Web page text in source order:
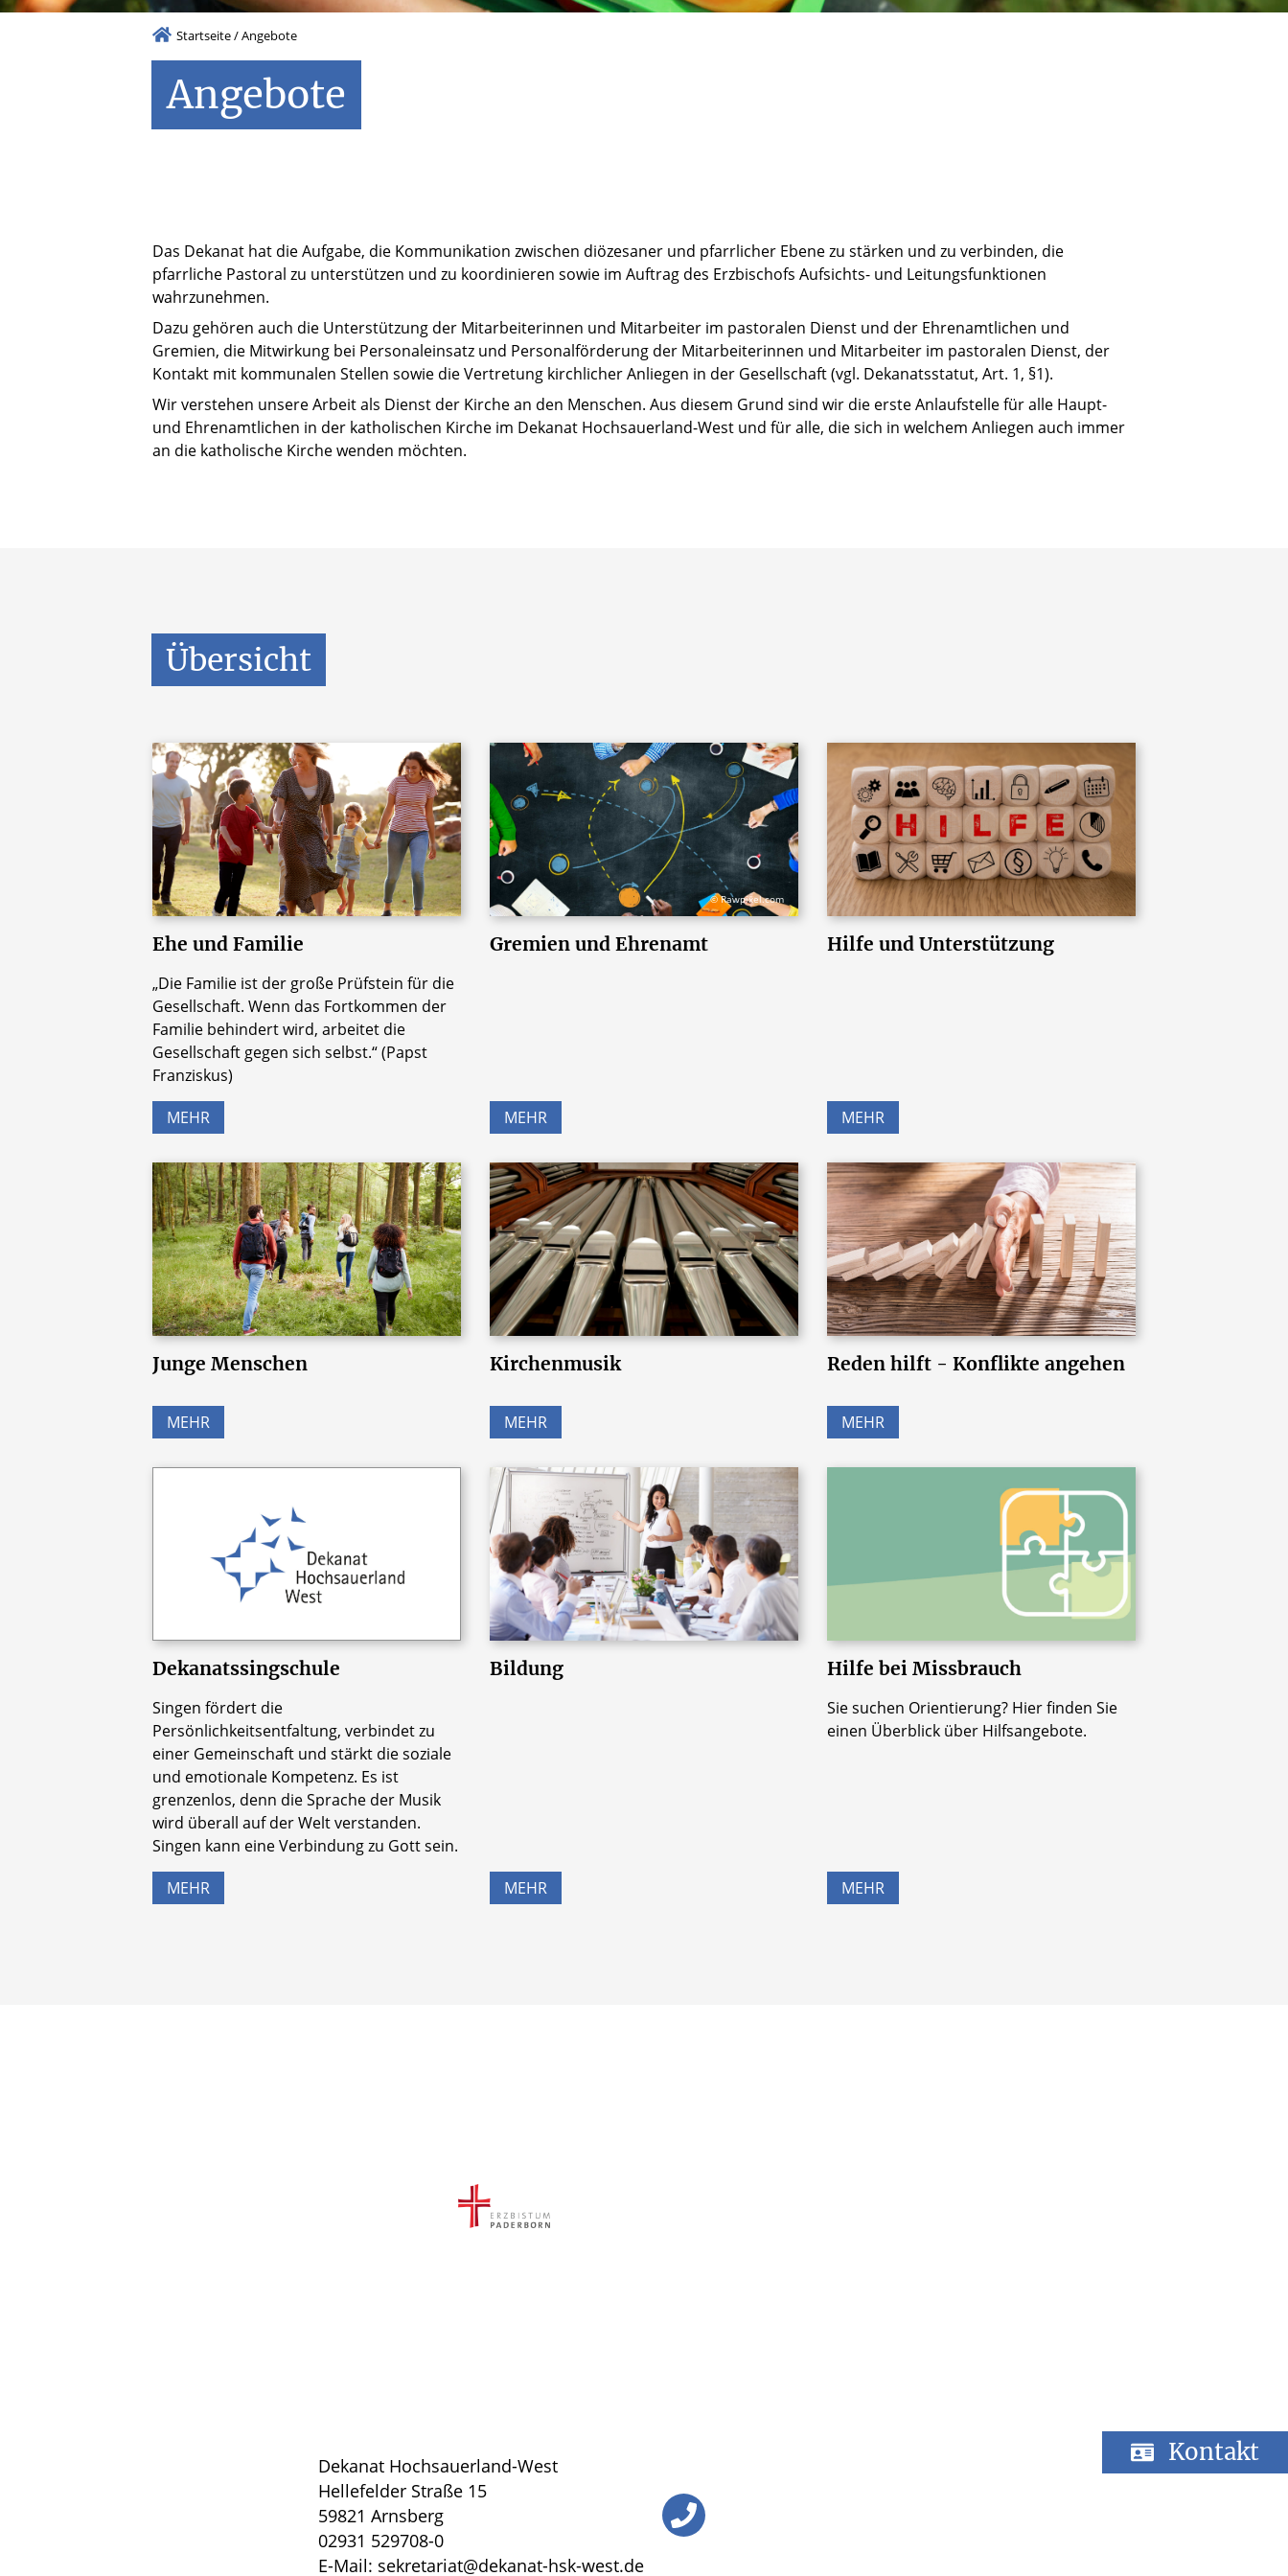
Startseite/Angebote
Angebote
Das Dekanat hat die Aufgabe, die Kommunikation zwischen diözesaner und pfarrlicher Ebene zu stärken und zu verbinden, die
pfarrliche Pastoral zu unterstützen und zu koordinieren sowie im Auftrag des Erzbischofs Aufsichts- und Leitungsfunktionen
wahrzunehmen.
Dazu gehören auch die Unterstützung der Mitarbeiterinnen und Mitarbeiter im pastoralen Dienst und der Ehrenamtlichen und
Gremien, die Mitwirkung bei Personaleinsatz und Personalförderung der Mitarbeiterinnen und Mitarbeiter im pastoralen Dienst, der
Kontakt mit kommunalen Stellen sowie die Vertretung kirchlicher Anliegen in der Gesellschaft (vgl. Dekanatsstatut, Art. 1, §1).
Wir verstehen unsere Arbeit als Dienst der Kirche an den Menschen. Aus diesem Grund sind wir die erste Anlaufstelle für alle Haupt-
und Ehrenamtlichen in der katholischen Kirche im Dekanat Hochsauerland-West und für alle, die sich in welchem Anliegen auch immer
an die katholische Kirche wenden möchten.
Übersicht
Ehe und Familie
„Die Familie ist der große Prüfstein für die
Gesellschaft. Wenn das Fortkommen der
Familie behindert wird, arbeitet die
Gesellschaft gegen sich selbst.“ (Papst
Franziskus)
MEHR
© Rawpixel.com
Gremien und Ehrenamt
MEHR
Hilfe und Unterstützung
MEHR
Junge Menschen
MEHR
Kirchenmusik
MEHR
Reden hilft - Konflikte angehen
MEHR
Dekanatssingschule
Singen fördert die
Persönlichkeitsentfaltung, verbindet zu
einer Gemeinschaft und stärkt die soziale
und emotionale Kompetenz. Es ist
grenzenlos, denn die Sprache der Musik
wird überall auf der Welt verstanden.
Singen kann eine Verbindung zu Gott sein.
MEHR
Bildung
MEHR
Hilfe bei Missbrauch
Sie suchen Orientierung? Hier finden Sie
einen Überblick über Hilfsangebote.
MEHR
Kontakt
Dekanat Hochsauerland-West
Hellefelder Straße 15
59821 Arnsberg
02931 529708-0
E-Mail: sekretariat@dekanat-hsk-west.de